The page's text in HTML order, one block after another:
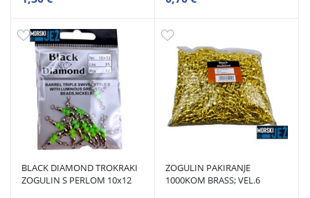
BLACK DIAMOND TROKRAKI
ZOGULIN S PERLOM 10x12
ZOGULIN PAKIRANJE
1000KOM BRASS; VEL.6